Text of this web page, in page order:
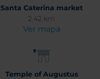
Santa Caterina market
2.42 km
Ver mapa
Temple of Augustus